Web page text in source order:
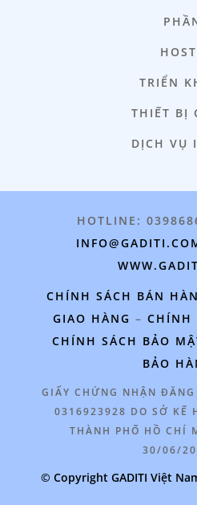
TRIỂN
THIẾT BỊ
DỊCH VỤ
HOTLINE:
CHÍNH SÁCH BÁN
GIAO HÀNG –CHÍNH
CHÍNH SÁCH BẢO
BẢO
GIẤY CHỨNG NHẬN
0316923928 DO SỞ KẾ
THÀNH PHỐ HỒ CHÍ
30/06/
© Copyright GADITI Việt